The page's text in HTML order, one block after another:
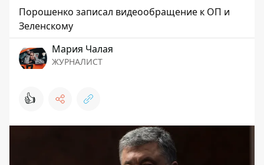
Порошенко записал видеообращение к ОП и
Зеленскому
Мария Чалая
ЖУРНАЛИСТ
👍